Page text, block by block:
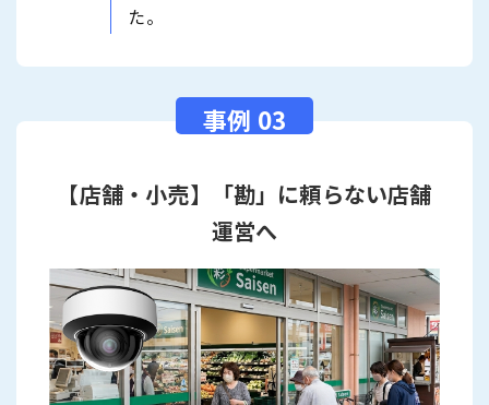
た。
【店舗・小売】「勘」に頼らない店舗
運営へ